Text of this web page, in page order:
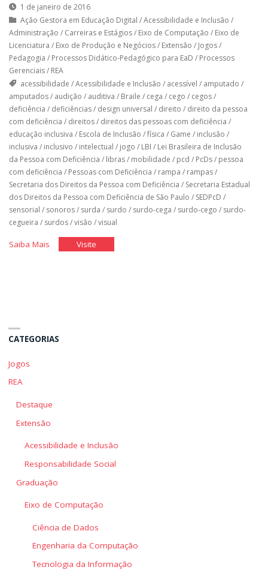
1 de janeiro de 2016
Ação Gestora em Educação Digital /Acessibilidade e Inclusão /
Administração / Carreiras e Estágios/ Eixo de Computação / Eixo de
Licenciatura / Eixo de Produção e Negócios/ Extensão / Jogos/
Pedagogia / Processos Didático-Pedagógico para EaD / Processos
Gerenciais/ REA
acessibilidade /Acessibilidade e Inclusão / acessível / amputado /
amputados/ audição / auditiva / Braile / cega / cego / cegos/
deficiência / deficiências/ design universal / direito / direito da pessoa
com deficiência / direitos/ direitos das pessoas com deficiência /
educação inclusiva / Escola de Inclusão /física / Game / inclusão /
inclusiva / inclusivo / intelectual / jogo / LBI / Lei Brasileira de Inclusão
da Pessoa com Deficiência / libras/ mobilidade / pcd / PcDs/ pessoa
com deficiência / Pessoas com Deficiência / rampa / rampas/
Secretaria dos Direitos da Pessoa com Deficiência / Secretaria Estadual
dos Direitos da Pessoa com Deficiência de São Paulo / SEDPcD /
sensorial / sonoros/ surda / surdo / surdo-cega / surdo-cego / surdo-
cegueira / surdos/visão /visual
Saiba Mais"Cinco
Visite"Cinco
CATEGORIAS
Jogos
REA
Destaque
Extensão
Acessibilidade e Inclusão
Responsabilidade Social
Graduação
Eixo de Computação
Ciência de Dados
Engenharia da Computação
Tecnologia da Informação